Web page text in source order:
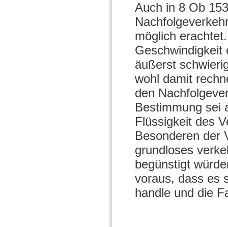
Auch in 8 Ob
möglich
Geschwindigkeit
äußerst
wohl damit
den
Bestimmung sei
Flüssigkeit des
Besonderen der
grundloses
begünstigt
voraus, dass es
handle und die